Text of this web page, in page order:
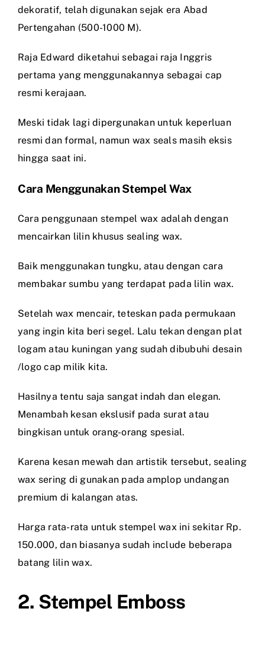
dekoratif, telah digunakan sejak era Abad
Pertengahan (500-1000 M).
Raja Edward diketahui sebagai raja Inggris
pertama yang menggunakannya sebagai cap
resmi kerajaan.
Meski tidak lagi dipergunakan untuk keperluan
resmi dan formal, namun wax seals masih eksis
hingga saat ini.
Cara Menggunakan Stempel Wax
Cara penggunaan stempel wax adalah dengan
mencairkan lilin khusus sealing wax.
Baik menggunakan tungku, atau dengan cara
membakar sumbu yang terdapat pada lilin wax.
Setelah wax mencair, teteskan pada permukaan
yang ingin kita beri segel. Lalu tekan dengan plat
logam atau kuningan yang sudah dibubuhi desain
/logo cap milik kita.
Hasilnya tentu saja sangat indah dan elegan.
Menambah kesan ekslusif pada surat atau
bingkisan untuk orang-orang spesial.
Karena kesan mewah dan artistik tersebut, sealing
wax sering di gunakan pada amplop undangan
premium di kalangan atas.
Harga rata-rata untuk stempel wax ini sekitar Rp.
150.000, dan biasanya sudah include beberapa
batang lilin wax.
2. Stempel Emboss